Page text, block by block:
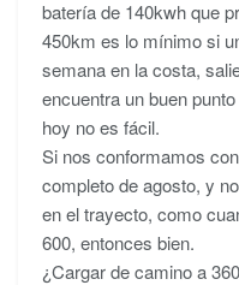
batería de 140kwh que
450km es lo mínimo si
semana en la costa,
encuentra un buen
hoy no es fácil.
Si nos conformamos
completo de agosto, y
en el trayecto, como
600, entonces bien.
¿Cargar de camino a